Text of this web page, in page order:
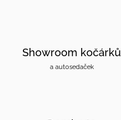
Showroom kočárků
a autosedaček